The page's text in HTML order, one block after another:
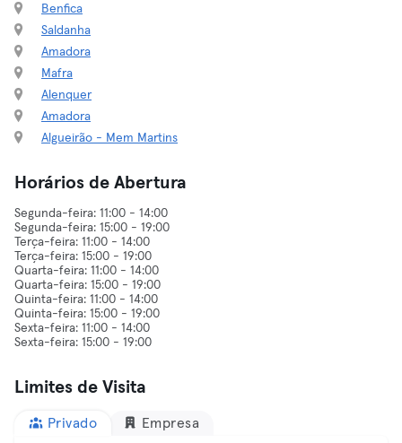
Benfica
Saldanha
Amadora
Mafra
Alenquer
Amadora
Algueirão - Mem Martins
Horários de Abertura
Segunda-feira: 11:00 - 14:00
Segunda-feira: 15:00 - 19:00
Terça-feira: 11:00 - 14:00
Terça-feira: 15:00 - 19:00
Quarta-feira: 11:00 - 14:00
Quarta-feira: 15:00 - 19:00
Quinta-feira: 11:00 - 14:00
Quinta-feira: 15:00 - 19:00
Sexta-feira: 11:00 - 14:00
Limites de Visita
Privado Empresa